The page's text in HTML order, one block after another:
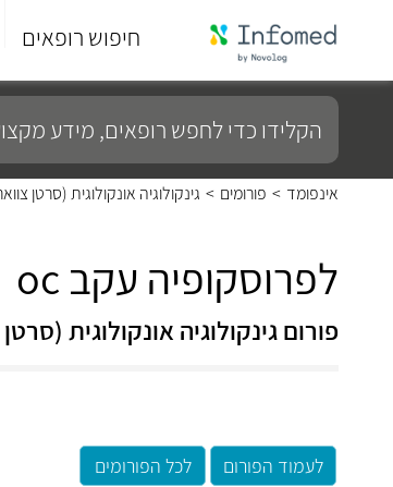
חיפוש רופאים
סוף
התפריט
הקלידו
כדי
לחפש
רופאים,
מידע
מקצועי,
אינפומד > פורומים > גינקולוגיה אונקולוגית (סרטן
לפרוסקופיה עקב oc
פורום גינקולוגיה אונקולוגית
לעמוד הפורום לכל הפורומים